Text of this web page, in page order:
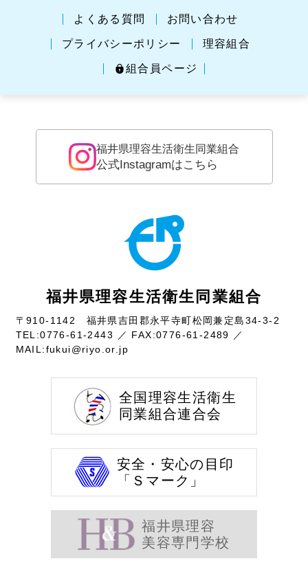
よくある質問 お問い合わせ
プライバシーポリシー 理容組合
組合員ページ
福井県理容生活衛生同業組合
〒910-1142 福井県吉田郡永平寺町松岡兼定島34-3-2
TEL:0776-61-2443
／ FAX:0776-61-2489 ／
MAIL:fukui@riyo.or.jp
福井県理容生活衛生同業組合
公式Instagramはこちら
全国理容生活衛生
同業組合連合会
安全・安心の目印
「Ｓマーク」
福井県理容
美容専門学校